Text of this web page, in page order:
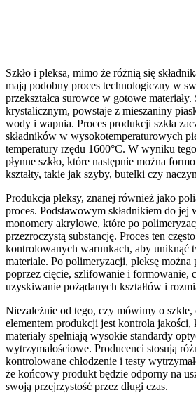
Szkło i pleksa, mimo że różnią się
mają podobny proces technologiczny w
przekształca surowce w gotowe materiały.
krystalicznym, powstaje z mieszaniny
wody i wapnia. Proces produkcji szkła
składników w wysokotemperaturowych
temperatury rzędu 1600°C. W wyniku
płynne szkło, które następnie można
kształty, takie jak szyby, butelki czy
Produkcja pleksy, znanej również jako
proces. Podstawowym składnikiem do jej
monomery akrylowe, które po
przezroczystą substancję. Proces ten
kontrolowanych warunkach, aby uniknąć
materiale. Po polimeryzacji, pleksę można
poprzez cięcie, szlifowanie i formowanie,
uzyskiwanie pożądanych kształtów i
Niezależnie od tego, czy mówimy o
elementem produkcji jest kontrola jakości,
materiały spełniają wysokie standardy
wytrzymałościowe. Producenci stosują
kontrolowane chłodzenie i testy
że końcowy produkt będzie odporny na
swoją przejrzystość przez długi czas.